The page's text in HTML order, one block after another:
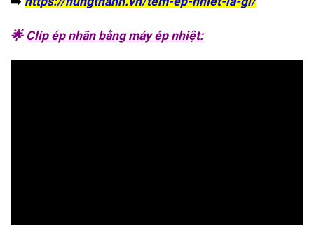
🌟 Clip ép nhãn bằng máy ép nhiệt: